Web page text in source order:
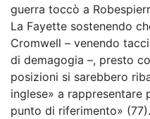
guerra toccò a
La Fayette sostenendo
Cromwell – venendo
di demagogia –, presto
posizioni si sarebbero
inglese» a rappresentare
punto di riferimento»